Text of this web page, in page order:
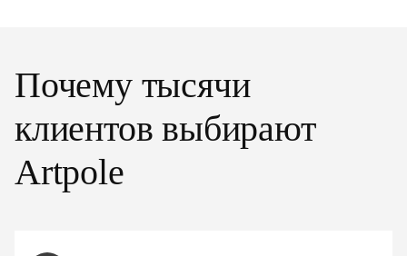
Почему тысячи
клиентов выбирают
Artpole